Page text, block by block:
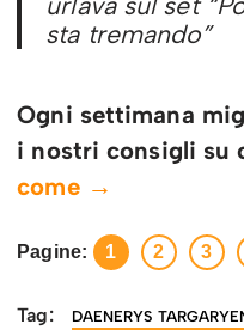
sta tremando”
Ogni settimana
i nostri consigli su
come →
Pagine: 1 2 3
Tag: DAENERYS